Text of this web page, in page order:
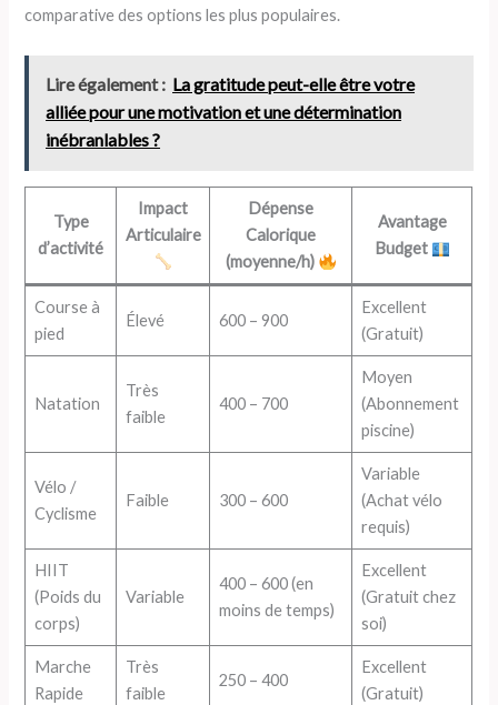
comparative des options les plus populaires.
Lire également : La gratitude peut-elle être votre
alliée pour une motivation et une détermination
inébranlables ?
Type
d’activité
Impact
Articulaire
Dépense
Calorique
(moyenne/h)
Avantage
Budget
Course à
pied
Élevé 600 – 900
Excellent
(Gratuit)
Natation
Très
faible
400 – 700
Moyen
(Abonnement
piscine)
Vélo /
Cyclisme
Faible 300 – 600
Variable
(Achat vélo
requis)
HIIT
(Poids du
corps)
Variable
400 – 600 (en
moins de temps)
Excellent
(Gratuit chez
soi)
Marche
Rapide
Très
faible
250 – 400
Excellent
(Gratuit)